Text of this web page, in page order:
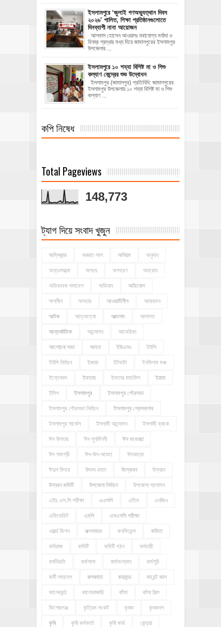
‎ইসলামপুরে ‘জুলাই গণঅভ্যুত্থান দিবস
২০২৬’ পালিত, শিক্ষা প্রতিষ্ঠানগুলোতে
দিনব্যাপী নানা আয়োজন
‎​আলমাস হোসেন আওয়ালঃ‎ ‎​যথাযোগ্য মর্যাদা ও
বিনম্র শ্রদ্ধার মধ্য দিয়ে জামালপুরের ইসলামপুর
উপজেলার ...
ইসলামপুরে ১০ শয্যা বিশিষ্ট মা ও শিশু
কল্যাণ কেন্দ্রের শুভ উদ্বোধন
ইসলামপুর (জামালপুর) প্রতিনিধি: জামালপুরের
ইসলামপুর উপজেলায় ১০ শয্যা বিশিষ্ট মা ও শিশু
কল্যাণ ...
কপি নিষেধ
Total Pageviews
148,773
ট্যাগ দিয়ে সংবাদ খুজুন
অগ্নিকান্ড অজ্ঞাত লাশ অনিয়ম অনুদান
অন্তঃসত্ত্বা অপচয় অপহরণ অবরোধ
অভিভাবক সমাবেশ অভিযান অভিযোগ
অশ্লীল অসহায় আওয়ামীলীগ আক্রমন
আটক আত্নহত্যা আত্মসাৎ আদালত
আন্তর্জাতিক আন্দোলন আমেরিকা
আলোচনা সভা আহত ইউএনও ইউপি
ইউপি নির্বাচন ইজারা ইটভাটা ইনকিলাব মঞ্চ
ইন্তেকাল ইফতার ইফতার মাহফিল ইয়াবা
ইলিশ ইসলামপুর ইসলামপুর পৌরসভা
ইসলামপুর পৌরসভা নির্বাচন ইসলামপুর প্রেসক্লাব
ইসলামপুর সার্কেল ইসলামী আন্দোলন ইসলামী ব্যাংক
ঈদ উপহার ঈদ পুনর্মিলনী ঈদ শুভেচ্ছা
ঈদ সামগ্রী ঈদ-উল-আযহা ঈদযাত্রা
ঈদুল ফিতর উৎসব ভাতা উদ্বোধন উন্নয়ন
উন্নয়ন কমিটি উপজেলা নির্বাচন উপজেলা প্রশাসন
এইচ.এস.সি পরীক্ষা এএসপি এতিম এনজিও
এফিডেভিট এমপি এসএসসি পরীক্ষা
ওয়ার্ল্ড ভিশন কক্সবাজার কনফিডেন্স কবিতা
কবিরাজ কমিটি কমিটি গঠন কর্মচারী
কর্মবিরতি কর্মশালা কর্মসংস্থান কর্মসূচি
কর্মী সমাবেশ কলকাতা কারাদন্ড কারেন্ট জাল
কালেরকন্ঠ কালোবাজারি কাঁসা কাঁসা শিল্প
কিশোরগঞ্জ কৃত্রিম সংকট কৃষক কৃষকদল
কৃষি কৃষি কর্মকর্তা কৃষি কার্ড কেন্দুয়া